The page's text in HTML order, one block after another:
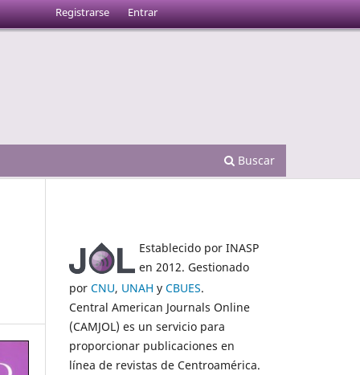
Buscar
Registrarse Entrar
Establecido por INASP
en 2012. Gestionado
por CNU, UNAH y CBUES.
Central American Journals Online
(CAMJOL) es un servicio para
proporcionar publicaciones en
línea de revistas de Centroamérica.